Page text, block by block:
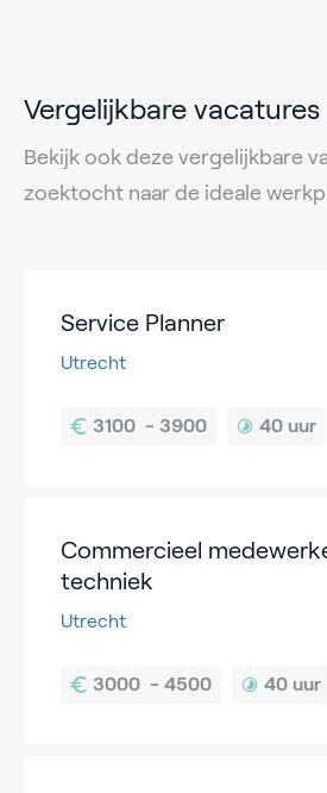
Vergelijkbare vacatures
Bekijk ook deze vergelijkbare
zoektocht naar de ideale
Service Planner
Utrecht
40 uur
Commercieel
techniek
Utrecht
40 uur